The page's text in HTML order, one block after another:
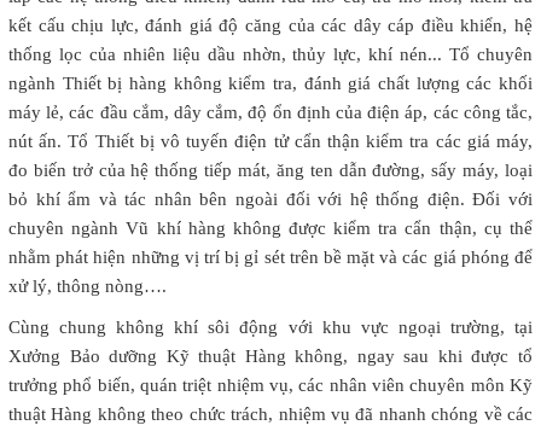
kết cấu chịu lực, đánh giá độ căng của các dây cáp điều khiển, hệ
thống lọc của nhiên liệu dầu nhờn, thủy lực, khí nén... Tổ chuyên
ngành Thiết bị hàng không kiểm tra, đánh giá chất lượng các khối
máy lẻ, các đầu cắm, dây cắm, độ ổn định của điện áp, các công tắc,
nút ấn. Tổ Thiết bị vô tuyến điện tử cẩn thận kiểm tra các giá máy,
đo biến trở của hệ thống tiếp mát, ăng ten dẫn đường, sấy máy, loại
bỏ khí ẩm và tác nhân bên ngoài đối với hệ thống điện. Đối với
chuyên ngành Vũ khí hàng không được kiểm tra cẩn thận, cụ thể
nhằm phát hiện những vị trí bị gỉ sét trên bề mặt và các giá phóng để
xử lý, thông nòng….
Cùng chung không khí sôi động với khu vực ngoại trường, tại
Xưởng Bảo dưỡng Kỹ thuật Hàng không, ngay sau khi được tổ
trưởng phổ biến, quán triệt nhiệm vụ, các nhân viên chuyên môn Kỹ
thuật Hàng không theo chức trách, nhiệm vụ đã nhanh chóng về các